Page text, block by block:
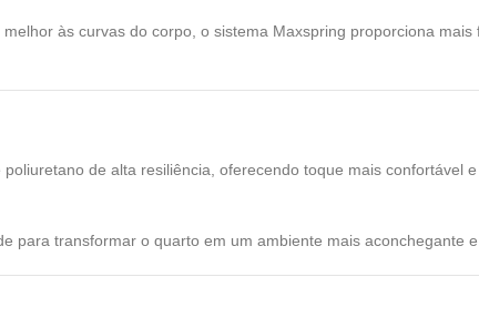
às curvas do corpo, o sistema Maxspring proporciona
de alta resiliência, oferecendo toque mais confortável
para transformar o quarto em um ambiente mais aconchegante e